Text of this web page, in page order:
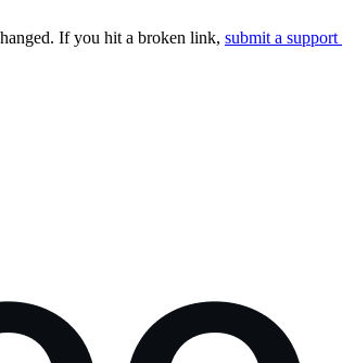
If you hit a broken link, submit a support